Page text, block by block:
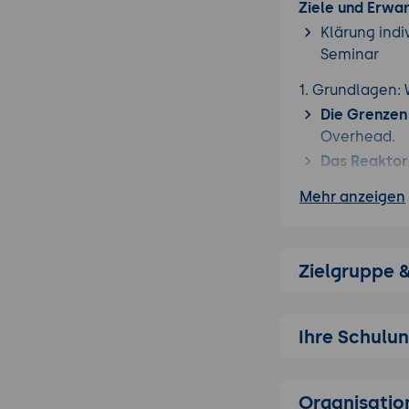
Ziele und
Klärung
Seminar
1. Grundlagen:
Die
Overhead.
Das
await:
3. Task
Structured
Mehr anzeigen
Zielgruppe
Ihre